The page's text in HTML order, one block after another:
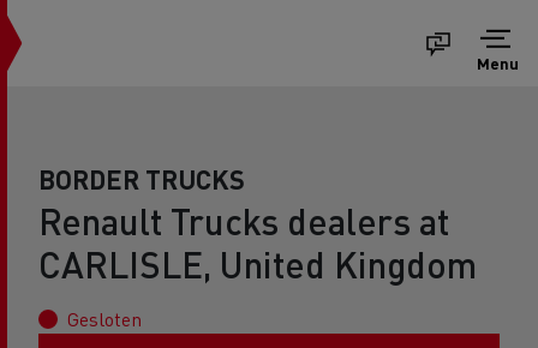
Menu
BORDER TRUCKS
Renault Trucks dealers at
CARLISLE, United Kingdom
Gesloten